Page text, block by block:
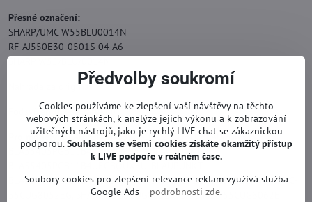
Přesné označení:
SHARP/UMC W55BLU0014N
RF-AJ550E30-0501S-04 A6
SHARP W55/BLU/0014N
Náhrada za originál.
Podsvícení TV se zárukou.
Pro modely:BLAUPUNKT B55P405T2CSUHD, BLAUPUNKT
BLA55405PGB11B4UEGBQPXEU, BLAUPUNKT
BLA55405PGB11B4UEGBQUXEU, BLAUPUNKT
BLA55405VGB11B4UEGBQUXEU, SHARP LC-55CUG8052E, SHARP LC-
55CUG8052EG, SHARP LC-55CUG8052K, SHARP LC-55CUG8062E,
Předvolby soukromí
Cookies používáme ke zlepšení vaší návštěvy na těchto
webových stránkách, k analýze jejich výkonu a k zobrazování
užitečných nástrojů, jako je rychlý LIVE chat se zákaznickou
podporou.Souhlasem se všemi cookies získáte okamžitý přístup
k LIVE podpoře v reálném čase.
Soubory cookies pro zlepšení relevance reklam využívá služba
Google Ads – podrobnosti zde.